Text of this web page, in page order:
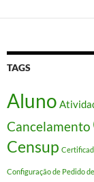
TAGS
Aluno
Cancelamento
Censup
Configuração de Pedido